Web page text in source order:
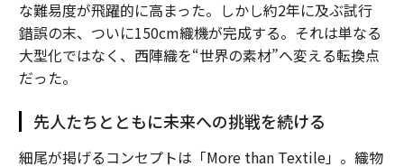
な難易度が飛躍的に高まった。しかし約2年に及ぶ試行
錯誤の末、ついに150cm織機が完成する。それは単なる
大型化ではなく、西陣織を“世界の素材”へ変える転換点
だった。
先人たちとともに未来への挑戦を続ける
細尾が掲げるコンセプトは「More than Textile」。織物